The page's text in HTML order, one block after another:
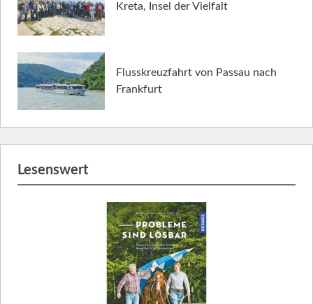
Kreta, Insel der Vielfalt
Flusskreuzfahrt von Passau nach
Frankfurt
Lesenswert